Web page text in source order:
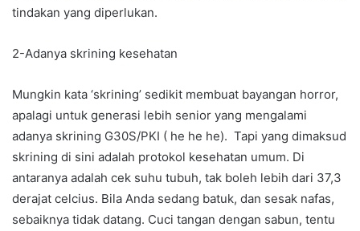
tindakan yang diperlukan.
2-Adanya skrining kesehatan
Mungkin kata ‘skrining’ sedikit membuat bayangan horror,
apalagi untuk generasi lebih senior yang mengalami
adanya skrining G30S/PKI ( he he he). Tapi yang dimaksud
skrining di sini adalah protokol kesehatan umum. Di
antaranya adalah cek suhu tubuh, tak boleh lebih dari 37,3
derajat celcius. Bila Anda sedang batuk, dan sesak nafas,
sebaiknya tidak datang. Cuci tangan dengan sabun, tentu